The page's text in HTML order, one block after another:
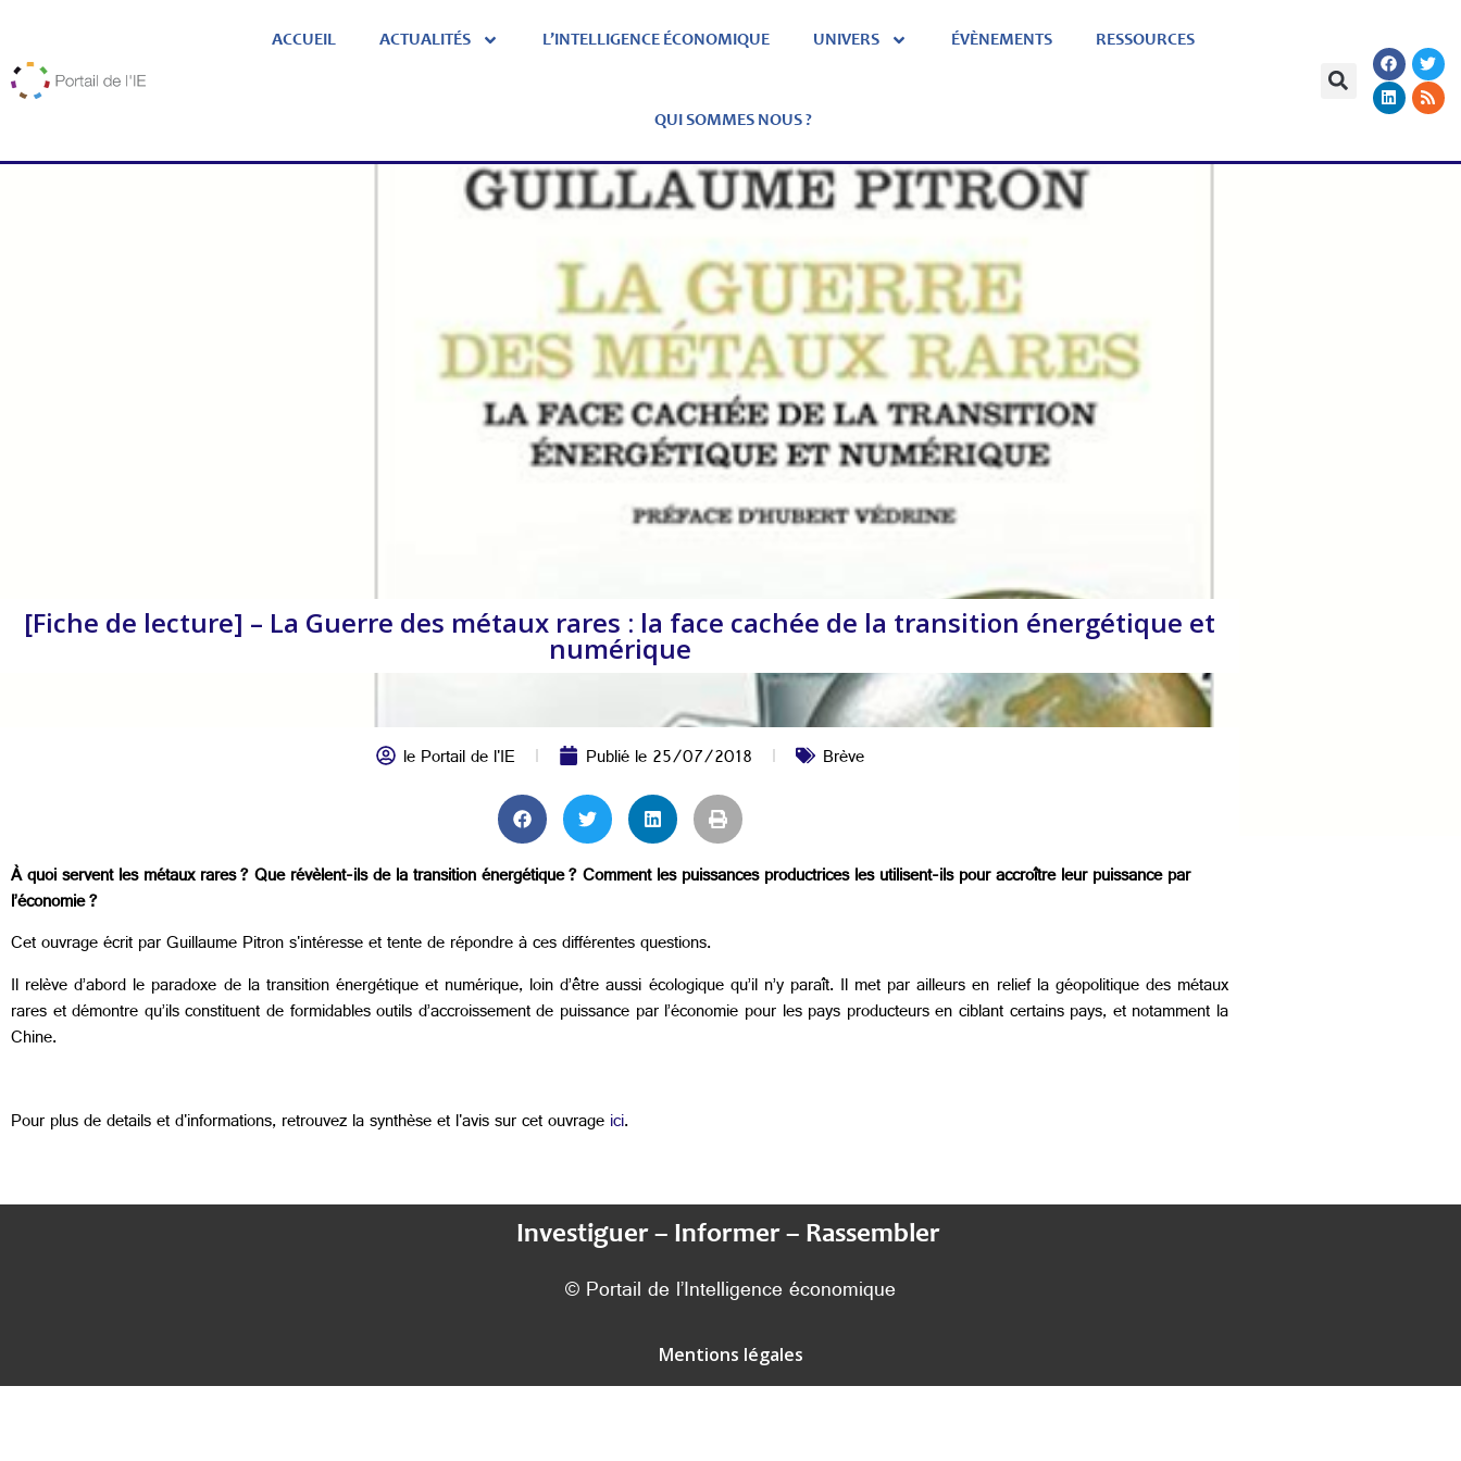
ACCUEIL ACTUALITÉS L’INTELLIGENCE ÉCONOMIQUE UNIVERS ÉVÈNEMENTS RESSOURCES
QUI SOMMES NOUS ?
[Fiche de lecture] – La Guerre des métaux rares : la face cachée de la transition énergétique et
numérique
le Portail de l'IE Publié le25/07/2018 Brève
À quoi servent les métaux rares ? Que révèlent-ils de la transition énergétique ? Comment les puissances productrices les utilisent-ils pour accroître leur puissance par
l’économie ?
Cet ouvrage écrit par Guillaume Pitron s'intéresse et tente de répondre à ces différentes questions.
Il relève d’abord le paradoxe de la transition énergétique et numérique, loin d’être aussi écologique qu’il n’y paraît. Il met par ailleurs en relief la géopolitique des métaux
rares et démontre qu’ils constituent de formidables outils d’accroissement de puissance par l’économie pour les pays producteurs en ciblant certains pays, et notamment la
Chine.
Pour plus de details et d'informations, retrouvez la synthèse et l'avis sur cet ouvrageici.
Investiguer – Informer – Rassembler
© Portail de l’Intelligence économique
Mentions légales